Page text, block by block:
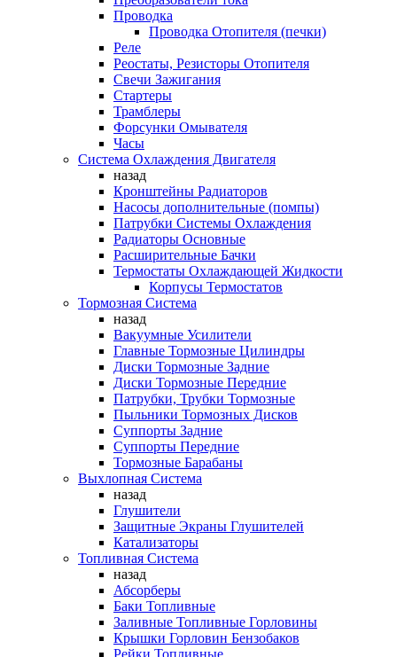
Проводка
Проводка Отопителя (печки)
Реле
Реостаты, Резисторы Отопителя
Свечи Зажигания
Стартеры
Трамблеры
Форсунки Омывателя
Часы
Система Охлаждения Двигателя
назад
Кронштейны Радиаторов
Насосы дополнительные (помпы)
Патрубки Системы Охлаждения
Радиаторы Основные
Расширительные Бачки
Термостаты Охлаждающей Жидкости
Корпусы Термостатов
Тормозная Система
назад
Вакуумные Усилители
Главные Тормозные Цилиндры
Диски Тормозные Задние
Диски Тормозные Передние
Патрубки, Трубки Тормозные
Пыльники Тормозных Дисков
Суппорты Задние
Суппорты Передние
Тормозные Барабаны
Выхлопная Система
назад
Глушители
Защитные Экраны Глушителей
Катализаторы
Топливная Система
назад
Абсорберы
Баки Топливные
Заливные Топливные Горловины
Крышки Горловин Бензобаков
Рейки Топливные